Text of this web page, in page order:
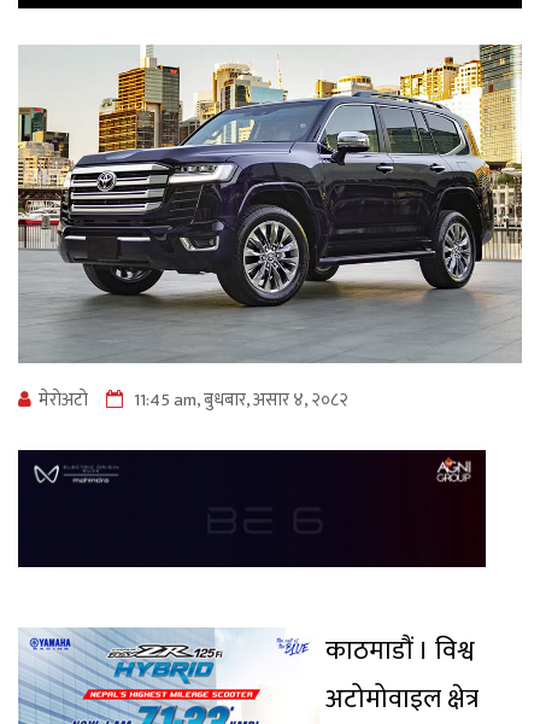
मेराेअटाे 11:45 am, बुधबार, असार ४, २०८२
काठमाडौं । विश्व
अटोमोवाइल क्षेत्र